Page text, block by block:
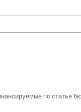
по статье